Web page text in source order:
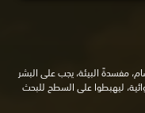
مفسدةً البيئة، يجب على البشر
ليهبطوا على السطح للبحث